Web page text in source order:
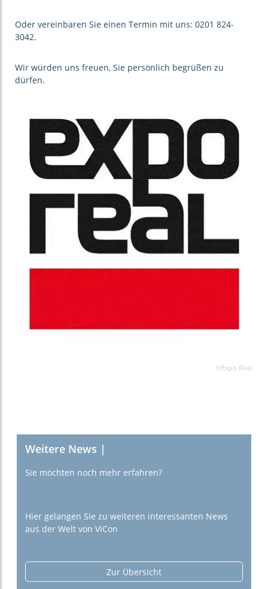
Oder vereinbaren Sie einen Termin mit uns: 0201 824-
3042.
Wir würden uns freuen, Sie persönlich begrüßen zu
dürfen.
©Expo Real
Weitere News |
Sie möchten noch mehr erfahren?
Hier gelangen Sie zu weiteren interessanten News
aus der Welt von ViCon
Zur Übersicht